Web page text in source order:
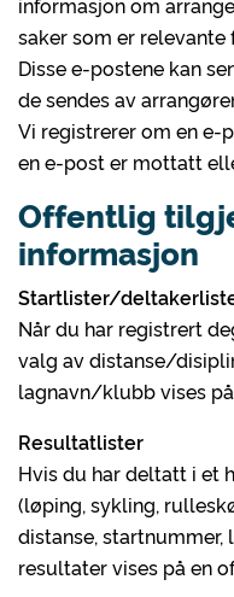
saker som er
Disse e-postene kan
de sendes av
Vi registrerer om en e-
en e-post er mottatt
Offentlig
informasjon
Startlister/
Når du har registrert
valg av distanse/
lagnavn/klubb vises
Resultatlister
Hvis du har deltatt i et
(løping, sykling,
distanse,
resultater vises på en